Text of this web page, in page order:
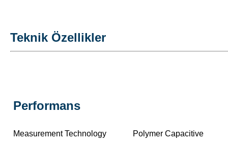
Teknik Özellikler
Performans
Measurement Technology
Polymer Capacitive